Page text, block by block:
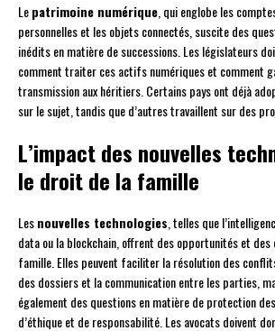
Lepatrimoine numérique , qui englobe les
personnelles et les objets connectés, suscite des
inédits en matière de successions. Les législateurs
comment traiter ces actifs numériques et comment
transmission aux héritiers. Certains pays ont déjà
sur le sujet, tandis que d’autres travaillent sur des
L’impact des nouvelles
le droit de la famille
Lesnouvelles technologies , telles que
data ou la blockchain, offrent des opportunités et
famille. Elles peuvent faciliter la résolution des
des dossiers et la communication entre les parties,
également des questions en matière de protection
d’éthique et de responsabilité. Les avocats doivent